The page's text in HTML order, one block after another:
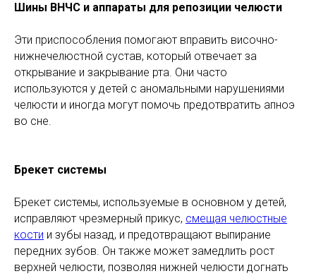
Шины ВНЧС и аппараты для репозиции челюсти
Эти приспособления помогают вправить височно-
нижнечелюстной сустав, который отвечает за
открывание и закрывание рта. Они часто
используются у детей с аномальными нарушениями
челюсти и иногда могут помочь предотвратить апноэ
во сне.
Брекет системы
Брекет системы, используемые в основном у детей,
исправляют чрезмерный прикус, смещая челюстные
кости и зубы назад, и предотвращают выпирание
передних зубов. Он также может замедлить рост
верхней челюсти, позволяя нижней челюсти догнать